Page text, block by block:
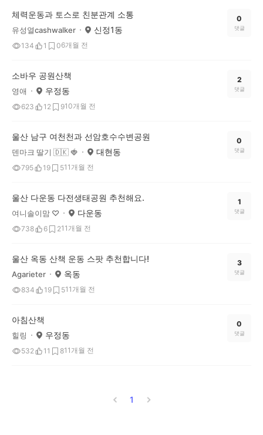
체력운동과 토스로 친분관계 소통
유성열cashwalker 신정1동
134 1 06개월 전
0
댓글
소바우 공원산책
영애 우정동
623 12 910개월 전
2
댓글
울산 남구 여천천과 선암호수수변공원
덴마크 딸기 🇩🇰 🍓 대현동
795 19 511개월 전
0
댓글
울산 다운동 다전생태공원 추천해요.
여니솔이맘 ♡ 다운동
738 6 211개월 전
1
댓글
울산 옥동 산책 운동 스팟 추천합니다!
Agarieter 옥동
834 19 511개월 전
3
댓글
아침산책
힐링 우정동
532 11 811개월 전
0
댓글
1